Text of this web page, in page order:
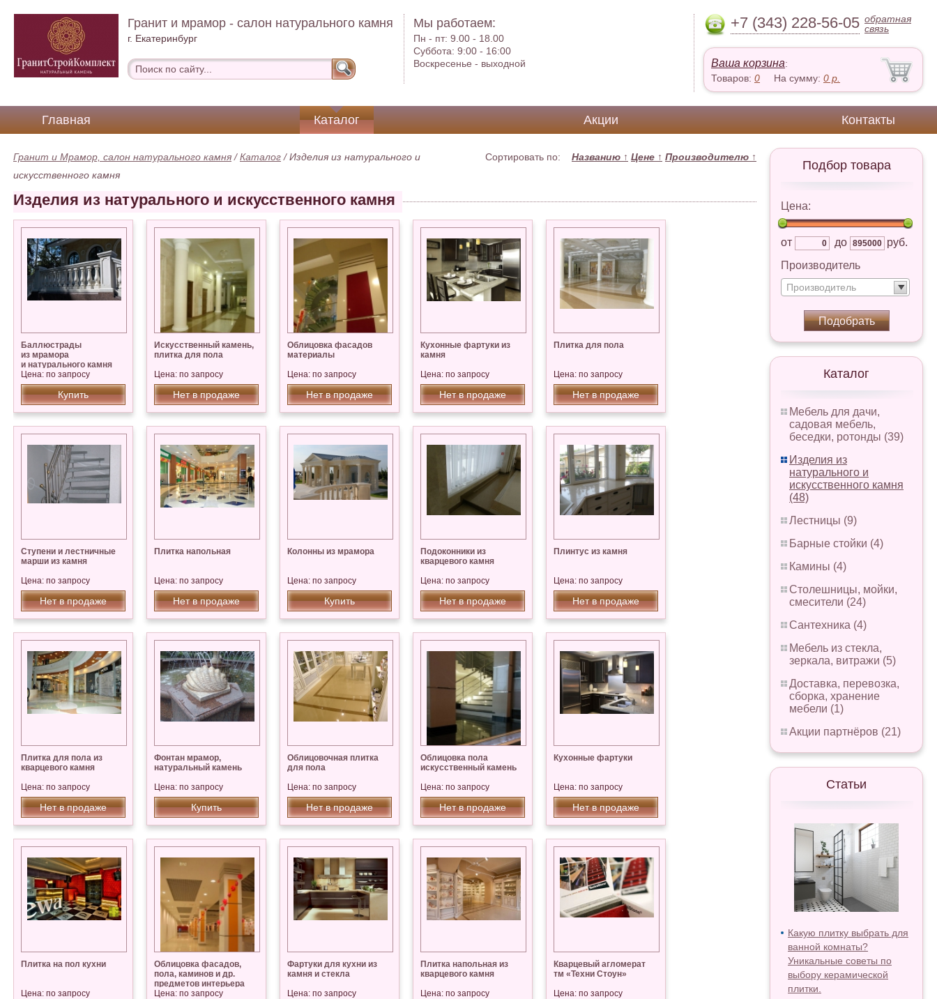
Гранит и мрамор - салон натурального камня
г. Екатеринбург
Мы работаем:
Пн - пт:9.00 - 18.00
Суббота:9:00 - 16:00
Воскресенье - выходной
+7 (343) 228-56-05 обратная
связь
Ваша корзина:
Товаров: 0 На сумму: 0 р.
Главная Каталог Акции Контакты
Подбор товара
Цена:
от до
руб.
Производитель
Производитель
Подобрать
Каталог
Мебель для дачи,
садовая мебель,
беседки, ротонды (39)
Изделия из
натурального и
искусственного камня
(48)
Лестницы (9)
Барные стойки (4)
Камины (4)
Столешницы, мойки,
смесители (24)
Сантехника (4)
Мебель из стекла,
зеркала, витражи (5)
Доставка, перевозка,
сборка, хранение
мебели (1)
Акции партнёров (21)
Статьи
Какую плитку выбрать для
ванной комнаты?
Уникальные советы по
выбору керамической
плитки.
Сортировать по: Названию ↑ Цене ↑ Производителю ↑
Гранит и Мрамор, салон натурального камня /Каталог /Изделия из натурального и
искусственного камня
Изделия из натурального и искусственного камня
Баллюстрады
из мрамора
и натурального камня
Цена: по запросу
Купить
Искусственный камень,
плитка для пола
Цена: по запросу
Нет в продаже
Облицовка фасадов
материалы
Цена: по запросу
Нет в продаже
Кухонные фартуки из
камня
Цена: по запросу
Нет в продаже
Плитка для пола
Цена: по запросу
Нет в продаже
Ступени и лестничные
марши из камня
Цена: по запросу
Нет в продаже
Плитка напольная
Цена: по запросу
Нет в продаже
Колонны из мрамора
Цена: по запросу
Купить
Подоконники из
кварцевого камня
Цена: по запросу
Нет в продаже
Плинтус из камня
Цена: по запросу
Нет в продаже
Плитка для пола из
кварцевого камня
Цена: по запросу
Нет в продаже
Фонтан мрамор,
натуральный камень
Цена: по запросу
Купить
Облицовочная плитка
для пола
Цена: по запросу
Нет в продаже
Облицовка пола
искусственный камень
Цена: по запросу
Нет в продаже
Кухонные фартуки
Цена: по запросу
Нет в продаже
Плитка на пол кухни
Цена: по запросу
Облицовка фасадов,
пола, каминов и др.
предметов интерьера
Цена: по запросу
Фартуки для кухни из
камня и стекла
Цена: по запросу
Плитка напольная из
кварцевого камня
Цена: по запросу
Кварцевый агломерат
тм «Техни Стоун»
Цена: по запросу